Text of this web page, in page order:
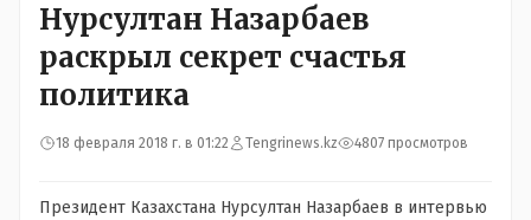
Нурсултан Назарбаев
раскрыл секрет счастья
политика
18 февраля 2018 г. в 01:22 Tengrinews.kz 4807 просмотров
Президент Казахстана Нурсултан Назарбаев в интервью